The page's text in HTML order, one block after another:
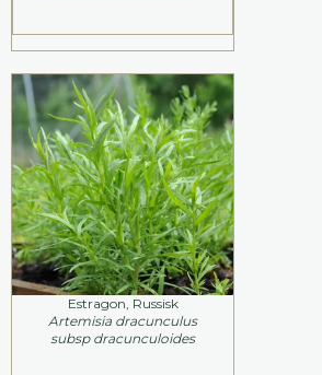
Estragon, Russisk
Artemisia dracunculus
subsp dracunculoides